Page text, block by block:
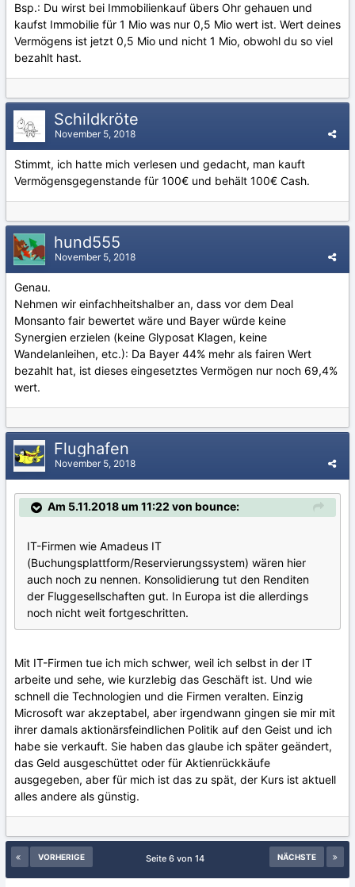
Bsp.: Du wirst bei Immobilienkauf übers Ohr gehauen und
kaufst Immobilie für 1 Mio was nur 0,5 Mio wert ist. Wert deines
Vermögens ist jetzt 0,5 Mio und nicht 1 Mio, obwohl du so viel
bezahlt hast.
Schildkröte
November 5, 2018
Stimmt, ich hatte mich verlesen und gedacht, man kauft
Vermögensgegenstande für 100€ und behält 100€ Cash.
hund555
November 5, 2018
Genau.
Nehmen wir einfachheitshalber an, dass vor dem Deal
Monsanto fair bewertet wäre und Bayer würde keine
Synergien erzielen (keine Glyposat Klagen, keine
Wandelanleihen, etc.): Da Bayer 44% mehr als fairen Wert
bezahlt hat, ist dieses eingesetztes Vermögen nur noch 69,4%
wert.
Flughafen
November 5, 2018
Am 5.11.2018 um 11:22 von bounce:
IT-Firmen wie Amadeus IT
(Buchungsplattform/Reservierungssystem) wären hier
auch noch zu nennen. Konsolidierung tut den Renditen
der Fluggesellschaften gut. In Europa ist die allerdings
noch nicht weit fortgeschritten.
Mit IT-Firmen tue ich mich schwer, weil ich selbst in der IT
arbeite und sehe, wie kurzlebig das Geschäft ist. Und wie
schnell die Technologien und die Firmen veralten. Einzig
Microsoft war akzeptabel, aber irgendwann gingen sie mir mit
ihrer damals aktionärsfeindlichen Politik auf den Geist und ich
habe sie verkauft. Sie haben das glaube ich später geändert,
das Geld ausgeschüttet oder für Aktienrückkäufe
ausgegeben, aber für mich ist das zu spät, der Kurs ist aktuell
alles andere als günstig.
VORHERIGE NÄCHSTE
Seite 6 von 14